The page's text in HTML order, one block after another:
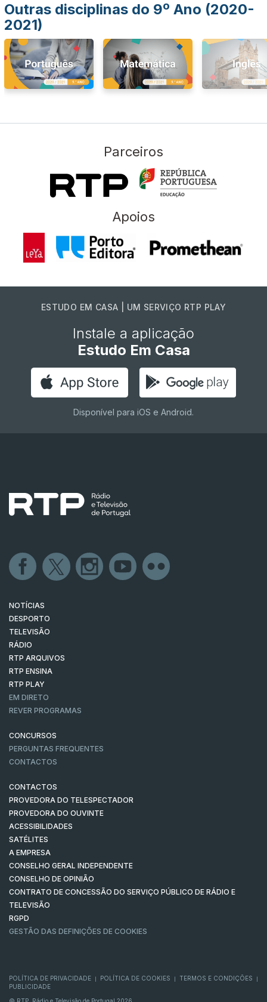
Outras disciplinas do 9º Ano (2020-
2021)
Parceiros
Apoios
ESTUDO EM CASA | UM SERVIÇO RTP PLAY
Instale a aplicação
Estudo Em Casa
Disponível para iOS e Android.
NOTÍCIAS
DESPORTO
TELEVISÃO
RÁDIO
RTP ARQUIVOS
RTP ENSINA
RTP PLAY
EM DIRETO
REVER PROGRAMAS
CONCURSOS
PERGUNTAS FREQUENTES
CONTACTOS
CONTACTOS
PROVEDORA DO TELESPECTADOR
PROVEDORA DO OUVINTE
ACESSIBILIDADES
SATÉLITES
A EMPRESA
CONSELHO GERAL INDEPENDENTE
CONSELHO DE OPINIÃO
CONTRATO DE CONCESSÃO DO SERVIÇO PÚBLICO DE RÁDIO E
TELEVISÃO
RGPD
GESTÃO DAS DEFINIÇÕES DE COOKIES
POLÍTICA DE PRIVACIDADE POLÍTICA DE COOKIES TERMOS E CONDIÇÕES
PUBLICIDADE